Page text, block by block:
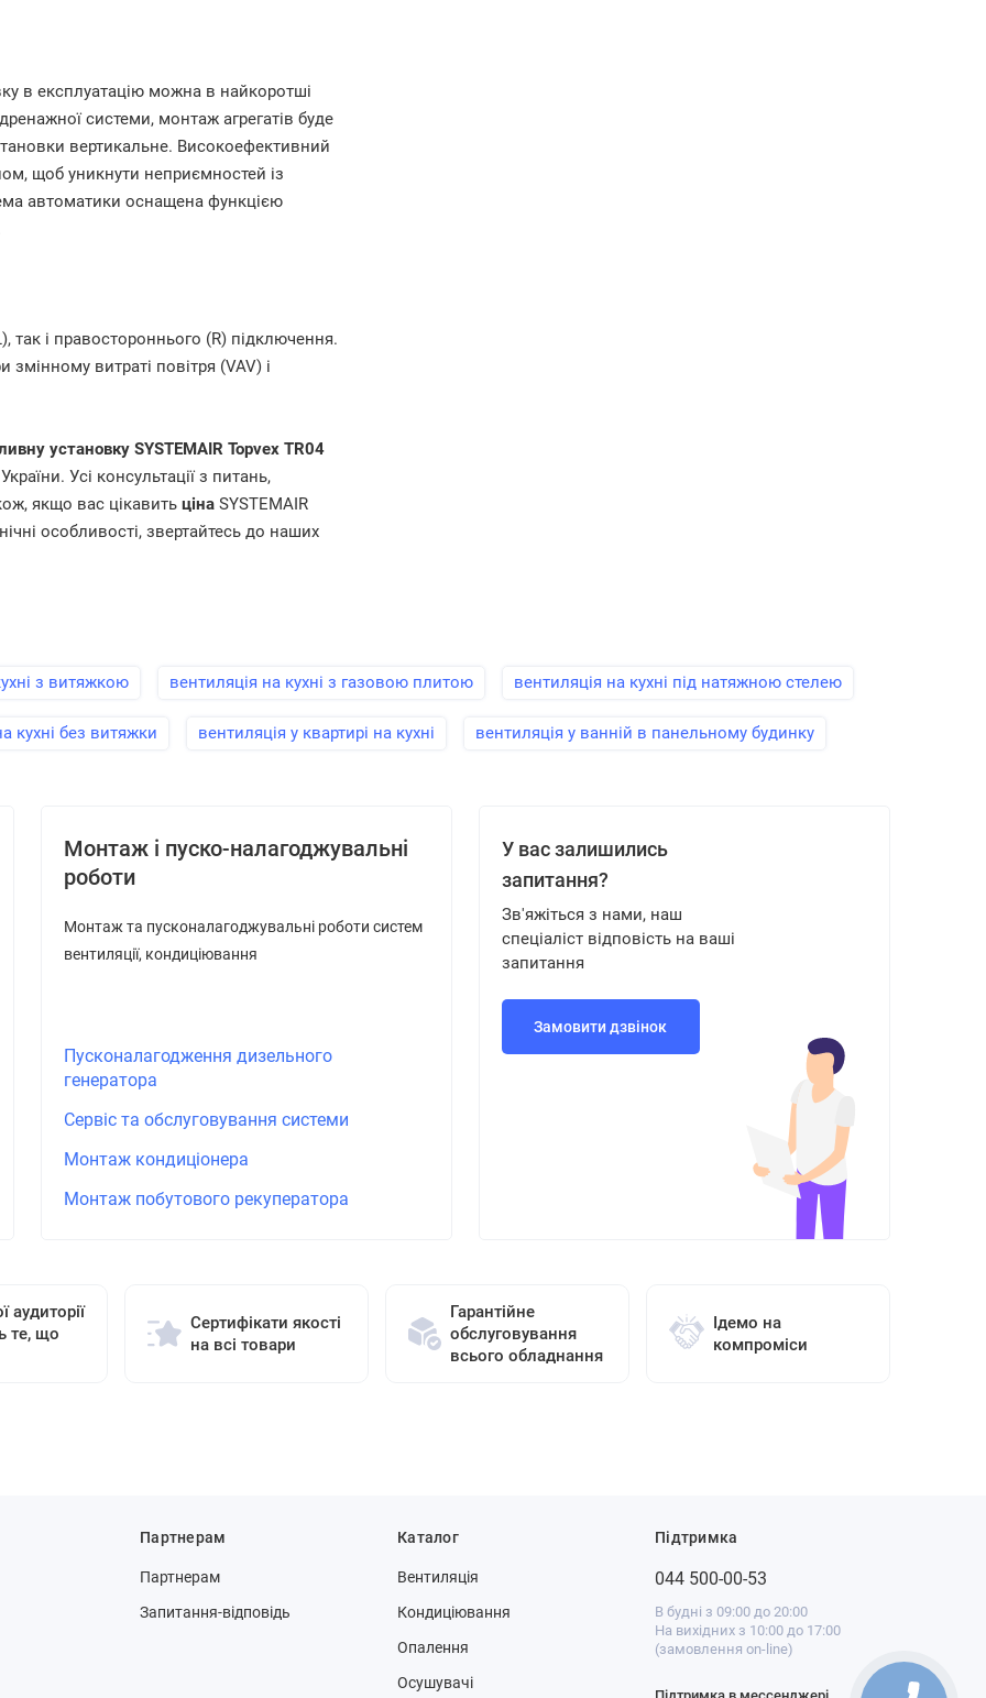
в експлуатацію можна в найкоротші
системи, монтаж агрегатів буде
вертикальне. Високоефективний
щоб уникнути неприємностей із
автоматики оснащена функцією
так і правостороннього (R) підключення.
змінному витраті повітря (VAV) і
установку SYSTEMAIR Topvex TR04
Усі консультації з питань,
якщо вас цікавить ціна SYSTEMAIR
особливості, звертайтесь до наших
з витяжкою вентиляція на кухні з газовою плитою вентиляція на кухні під натяжною стелею
кухні без витяжки вентиляція у квартирі на кухні вентиляція у ванній в панельному будинку
Монтаж і пуско-налагоджувальні
роботи
Монтаж та пусконалагоджувальні роботи систем
вентиляції, кондиціювання
Пусконалагодження дизельного
генератора
Сервіс та обслуговування системи
Монтаж кондиціонера
Монтаж побутового рекуператора
У вас залишились
запитання?
Зв'яжіться з нами, наш
спеціаліст відповість на ваші
запитання
Замовити дзвінок
аудиторії
те, що
Сертифікати якості
на всі товари
Гарантійне
обслуговування
всього обладнання
Ідемо на
компроміси
Партнерам
Партнерам
Запитання-відповідь
Каталог
Вентиляція
Кондиціювання
Опалення
Осушувачі
Підтримка
044 500-00-53
В будні з 09:00 до 20:00
На вихідних з 10:00 до 17:00
(замовлення on-line)